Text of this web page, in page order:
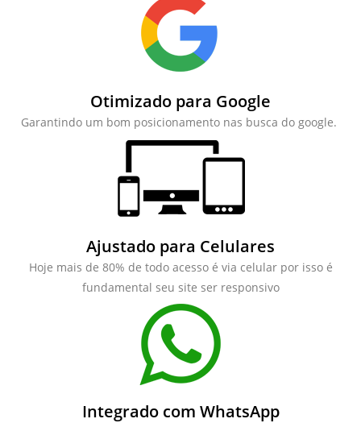
Otimizado para Google
Garantindo um bom posicionamento nas busca do google.
Ajustado para Celulares
Hoje mais de 80% de todo acesso é via celular por isso é
fundamental seu site ser responsivo
Integrado com WhatsApp